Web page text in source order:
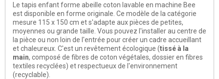
Le tapis enfant forme abeille coton lavable en machine Bee
est disponible en forme originale. Ce modèle de la catégorie
mesure 115 x 150 cm et s'adapte aux pièces de petites,
moyennes ou grande taille. Vous pouvez l'installer au centre de
la pièce ou non loin de l'entrée pour créer un cadre accueillant
et chaleureux. C'est un revêtement écologique (tissé à la
main, composé de fibres de coton végétales, dossier en fibres
textiles recyclées) et respectueux de l'environnement
(recyclable).